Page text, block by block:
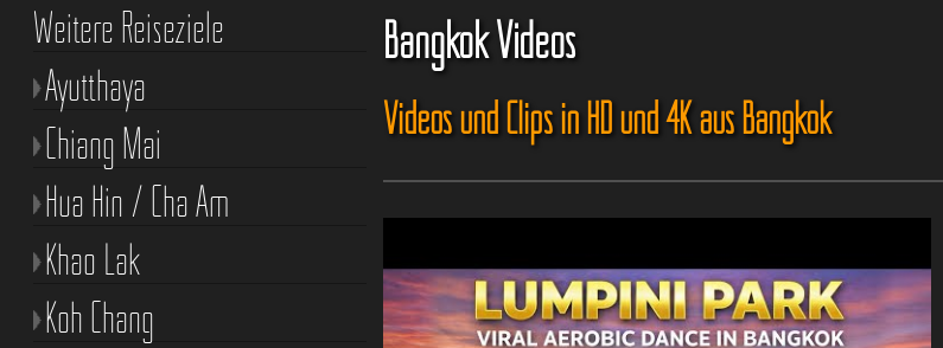
Bangkok Videos
Videos und Clips in HD und 4K aus Bangkok
Weitere Reiseziele
Ayutthaya
Chiang Mai
Hua Hin / Cha Am
Khao Lak
Koh Chang